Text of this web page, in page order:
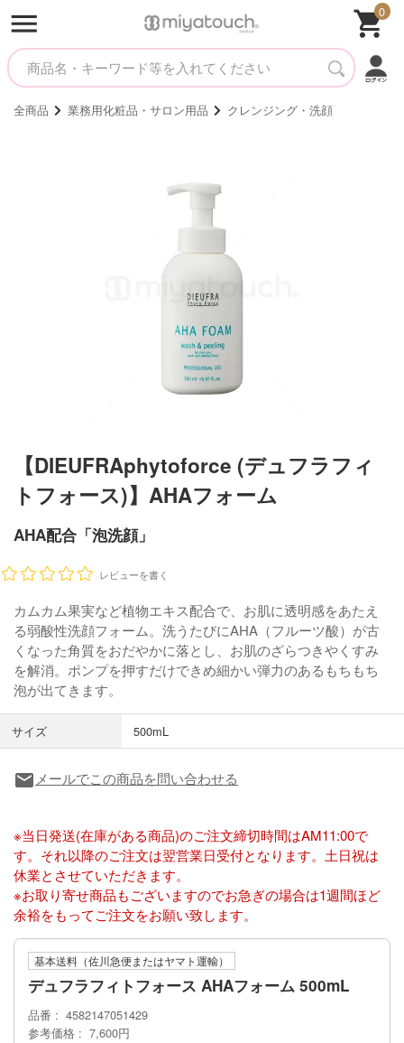
0
全商品 業務用化粧品・サロン用品 クレンジング・洗顔
【DIEUFRAphytoforce (デュフラフィ
トフォース)】AHAフォーム
AHA配合「泡洗顔」
レビューを書く
カムカム果実など植物エキス配合で、お肌に透明感をあたえ
る弱酸性洗顔フォーム。洗うたびにAHA（フルーツ酸）が古
くなった角質をおだやかに落とし、お肌のざらつきやくすみ
を解消。ポンプを押すだけできめ細かい弾力のあるもちもち
泡が出てきます。
サイズ 500mL
local_post_officeメールでこの商品を問い合わせる
※当日発送(在庫がある商品)のご注文締切時間はAM11:00で
す。それ以降のご注文は翌営業日受付となります。土日祝は
休業とさせていただきます。
※お取り寄せ商品もございますのでお急ぎの場合は1週間ほど
余裕をもってご注文をお願い致します。
基本送料（佐川急便またはヤマト運輸）
デュフラフィトフォース AHAフォーム 500mL
品番
4582147051429
参考価格
7,600円